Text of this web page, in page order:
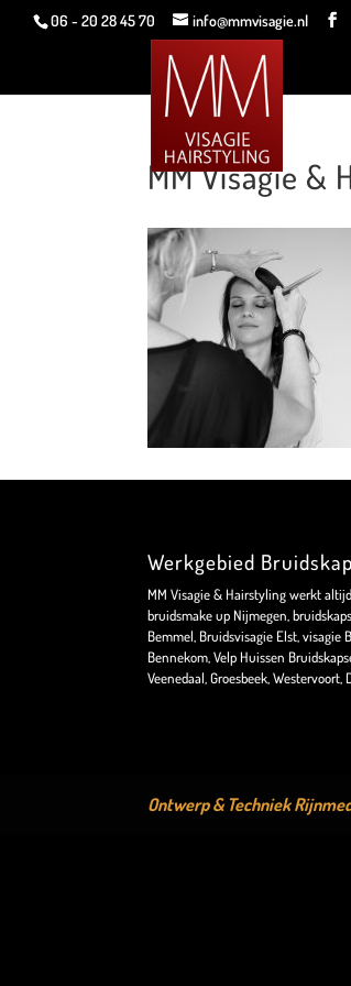
06 - 20 28 45 70 info@mmvisagie.nl
MM Visagie &
Werkgebied
MM Visagie & Hairstyling werkt
bruidsmake up Nijmegen,
Bemmel, Bruidsvisagie Elst, visagie
Bennekom, Velp Huissen
Veenedaal, Groesbeek, Westervoort,
Ontwerp & Techniek